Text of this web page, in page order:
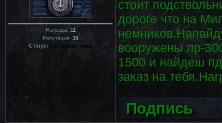
Награды:11
Репутация:39
Статус:
За Периметром
стоит
дороге что на
вооружены лр-
1500 и найдеш
заказ на
Подпись